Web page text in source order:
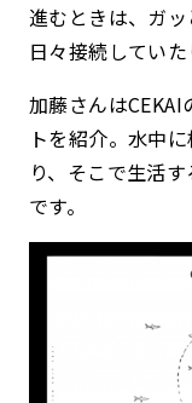
進むときは、ガ
日々接続していた
加藤さんは
トを紹介。水中
り、そこで生活
です。